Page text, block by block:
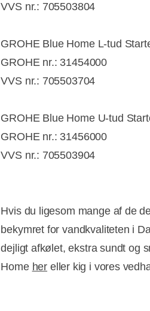
VVS nr.: 705503804
GROHE Blue Home L-tud
GROHE nr.: 31454000
VVS nr.: 705503704
GROHE Blue Home U-tud
GROHE nr.: 31456000
VVS nr.: 705503904
Hvis du ligesom mange af de
bekymret for vandkvaliteten i
dejligt afkølet, ekstra sundt og
Home her eller kig i vores